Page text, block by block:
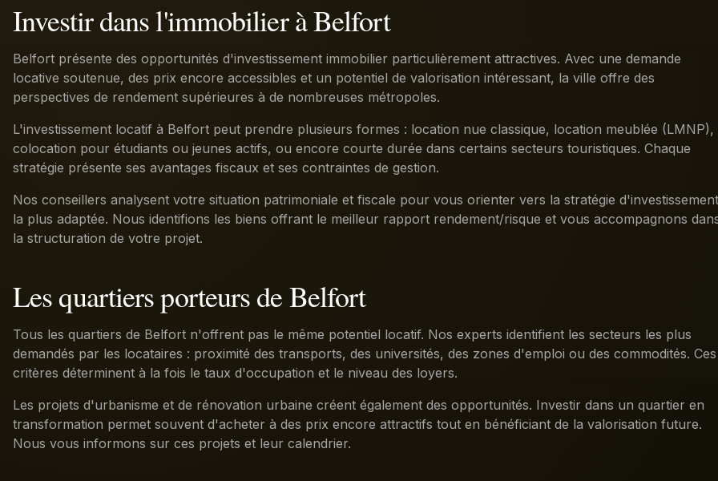
Investir dans l'immobilier à Belfort
Belfort présente des opportunités d'investissement immobilier particulièrement attractives. Avec une demande
locative soutenue, des prix encore accessibles et un potentiel de valorisation intéressant, la ville offre des
perspectives de rendement supérieures à de nombreuses métropoles.
L'investissement locatif à Belfort peut prendre plusieurs formes : location nue classique, location meublée (LMNP),
colocation pour étudiants ou jeunes actifs, ou encore courte durée dans certains secteurs touristiques. Chaque
stratégie présente ses avantages fiscaux et ses contraintes de gestion.
Nos conseillers analysent votre situation patrimoniale et fiscale pour vous orienter vers la stratégie d'investissement
la plus adaptée. Nous identifions les biens offrant le meilleur rapport rendement/risque et vous accompagnons
la structuration de votre projet.
Les quartiers porteurs de Belfort
Tous les quartiers de Belfort n'offrent pas le même potentiel locatif. Nos experts identifient les secteurs les plus
demandés par les locataires : proximité des transports, des universités, des zones d'emploi ou des commodités. Ces
critères déterminent à la fois le taux d'occupation et le niveau des loyers.
Les projets d'urbanisme et de rénovation urbaine créent également des opportunités. Investir dans un quartier en
transformation permet souvent d'acheter à des prix encore attractifs tout en bénéficiant de la valorisation future.
Nous vous informons sur ces projets et leur calendrier.